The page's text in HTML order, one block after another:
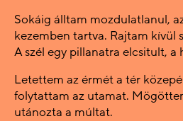
Sokáig álltam mozdulatlanul,
kezemben tartva. Rajtam kívül
A szél egy pillanatra elcsitult, a
Letettem az érmét a tér
folytattam az utamat.
utánozta a múltat.